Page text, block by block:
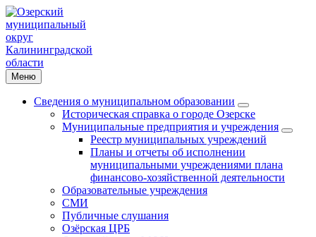
Меню
Сведения о муниципальном образовании
Историческая справка о городе Озерске
Муниципальные предприятия и учреждения
Реестр муниципальных учреждений
Планы и отчеты об исполнении
муниципальными учреждениями плана
финансово-хозяйственной деятельности
Образовательные учреждения
СМИ
Публичные слушания
Озёрская ЦРБ